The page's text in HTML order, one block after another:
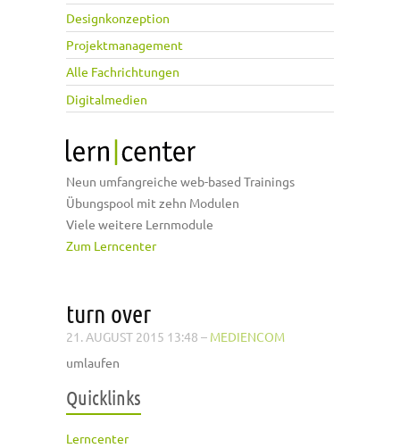
Designkonzeption
Projektmanagement
Alle Fachrichtungen
Digitalmedien
Neun umfangreiche web-based Trainings
Übungspool mit zehn Modulen
Viele weitere Lernmodule
Zum Lerncenter
turn over
21. AUGUST 2015 13:48 – MEDIENCOM
umlaufen
Quicklinks
Lerncenter